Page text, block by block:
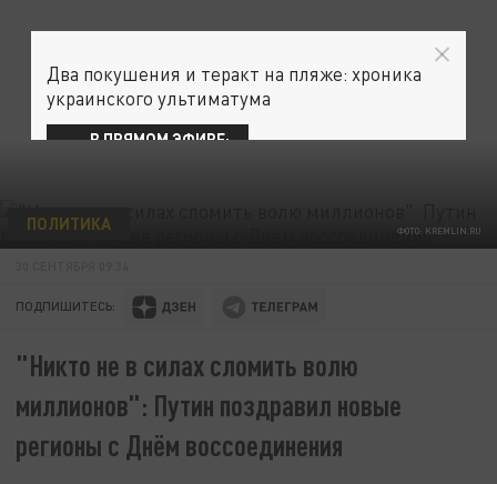
ФОТО: KREMLIN.RU
ПОЛИТИКА
ПОДПИШИТЕСЬ:
"Никто не в силах сломить волю
миллионов": Путин поздравил новые
регионы с Днём воссоединения
Два покушения и теракт на пляже: хроника
украинского ультиматума
В ПРЯМОМ ЭФИРЕ: